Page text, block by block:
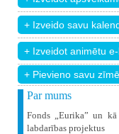
+ Pievieno savu
Par mums
Fonds „Eurika” un kā
labdarības projektus